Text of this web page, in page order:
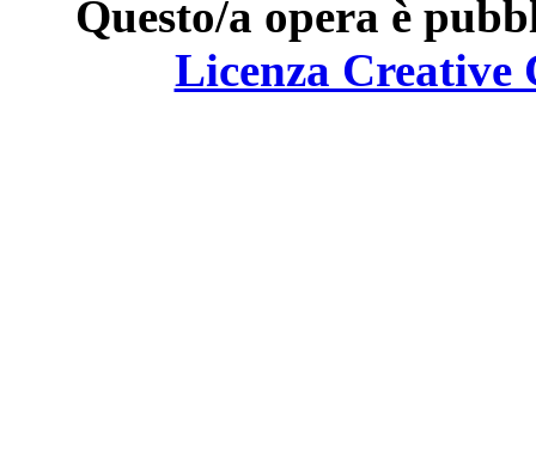
Questo/a opera è
Licenza Creative